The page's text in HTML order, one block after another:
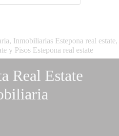
Inmobiliarias Estepona real estate,
y Pisos Estepona real estate
Real Estate